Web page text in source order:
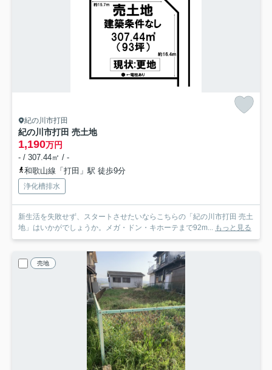
紀の川市打田
紀の川市打田 売土地
1,190万円
- / 307.44㎡ / -
和歌山線「打田」駅 徒歩9分
浄化槽排水
新生活を失敗せず、スタートさせたいならこちらの「紀の川市打田 売土
地」はいかがでしょうか。メガ・ドン・キホーテまで92m... もっと見る
売地